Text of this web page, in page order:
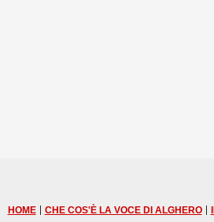
HOME| CHE COS'È LA VOCE DI ALGHERO|